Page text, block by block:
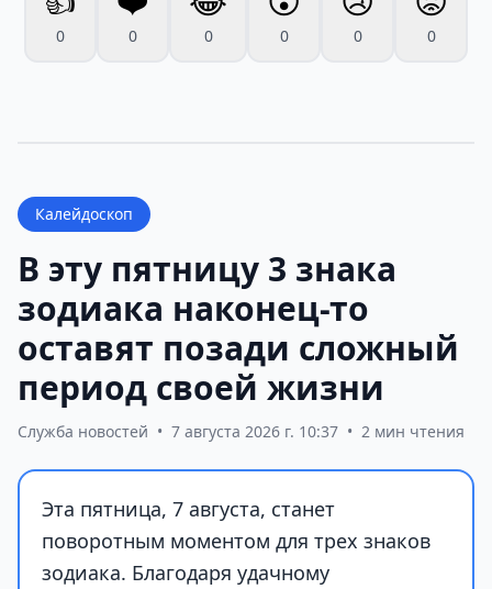
0 0 0 0 0 0
Калейдоскоп
В эту пятницу 3 знака
зодиака наконец-то
оставят позади сложный
период своей жизни
Служба новостей • 7 августа 2026 г. 10:37 • 2 мин чтения
Эта пятница, 7 августа, станет
поворотным моментом для трех знаков
зодиака. Благодаря удачному